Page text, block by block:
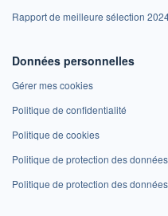
Rapport de meilleure sélection
Données personnelles
Gérer mes cookies
Politique de confidentialité
Politique de cookies
Politique de protection des
Politique de protection des